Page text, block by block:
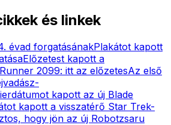
és linkek
évad forgatásánakPlakátot kapott
Előzetest kapott a
2099: itt az előzetesAz első
kapott az új Blade
kapott a visszatérő Star Trek-
hogy jön az új Robotzsaru